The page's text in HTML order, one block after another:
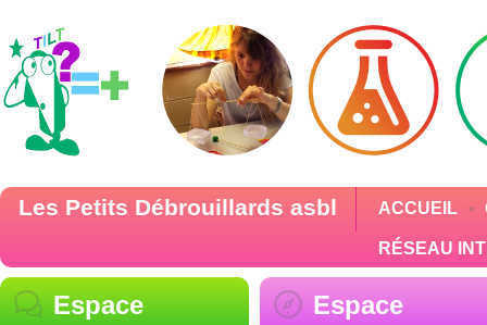
Les Petits Débrouillards asbl ACCUEIL
RÉSEAU
Espace
Espace